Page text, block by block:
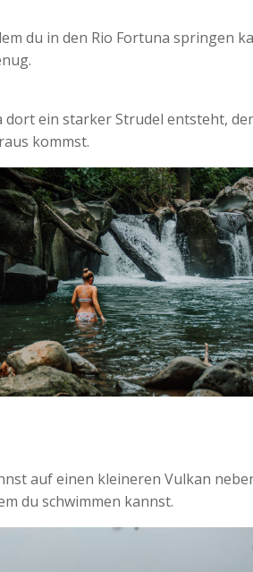
du in den Rio Fortuna springen
dort ein starker Strudel entsteht,
kommst.
auf einen kleineren Vulkan
du schwimmen kannst.